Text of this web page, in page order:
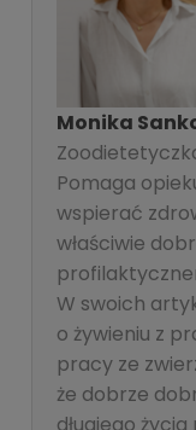
Monika
Pomaga
wspierać
właściwie
W swoich
o żywieniu z
pracy ze
że dobrze